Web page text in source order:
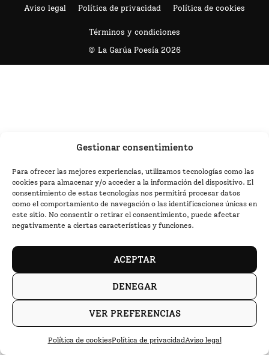
Gestionar consentimiento
Para ofrecer las mejores experiencias, utilizamos tecnologías como las
cookies para almacenar y/o acceder a la información del dispositivo. El
consentimiento de estas tecnologías nos permitirá procesar datos
como el comportamiento de navegación o las identificaciones únicas en
este sitio. No consentir o retirar el consentimiento, puede afectar
negativamente a ciertas características y funciones.
ACEPTAR
DENEGAR
VER PREFERENCIAS
Política de cookiesPolítica de privacidadAviso legal
Aviso legal Política de privacidad Política de cookies
Términos y condiciones
© La Garúa Poesía 2026